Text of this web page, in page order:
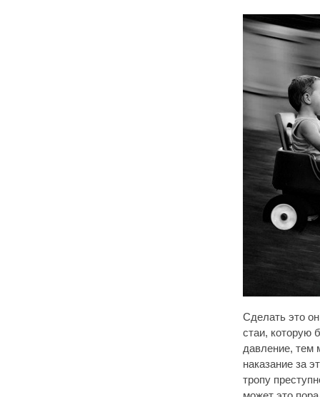
Сделать это
стаи, которую
давление, тем
наказание за
тропу